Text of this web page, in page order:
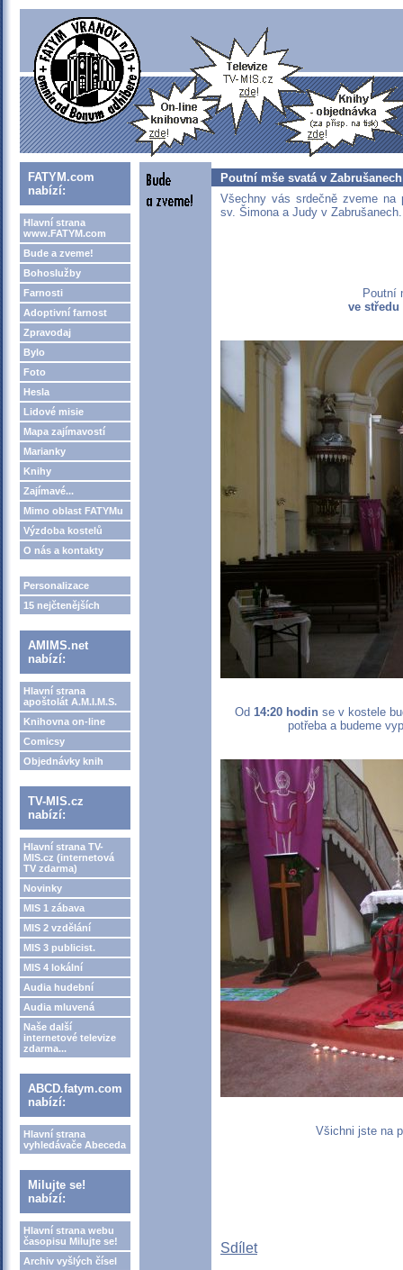
FATYM.com
nabízí:
Hlavní strana
www.FATYM.com
Bude a zveme!
Bohoslužby
Farnosti
Adoptivní farnost
Zpravodaj
Bylo
Foto
Hesla
Lidové misie
Mapa zajímavostí
Marianky
Knihy
Zajímavé...
Mimo oblast FATYMu
Výzdoba kostelů
O nás a kontakty
Personalizace
15 nejčtenějších
AMIMS.net
nabízí:
Hlavní strana
apoštolát A.M.I.M.S.
Knihovna on-line
Comicsy
Objednávky knih
TV-MIS.cz
nabízí:
Hlavní strana TV-
MIS.cz (internetová
TV zdarma)
Novinky
MIS 1 zábava
MIS 2 vzdělání
MIS 3 publicist.
MIS 4 lokální
Audia hudební
Audia mluvená
Naše další
internetové televize
zdarma...
ABCD.fatym.com
nabízí:
Hlavní strana
vyhledávače Abeceda
Milujte se!
nabízí:
Hlavní strana webu
časopisu Milujte se!
Archiv vyšlých čísel
Poutní mše svatá v Zabrušanech
Všechny vás srdečně zveme
sv. Šimona a Judy v Zabrušanech.
Poutní
ve středu
Od 14:20 hodinse v kostele
potřeba a budeme
Všichni jste na
Sdílet